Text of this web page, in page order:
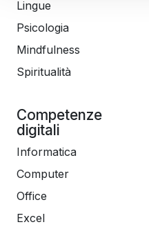
Lingue
Psicologia
Mindfulness
Spiritualità
Competenze
digitali
Informatica
Computer
Office
Excel